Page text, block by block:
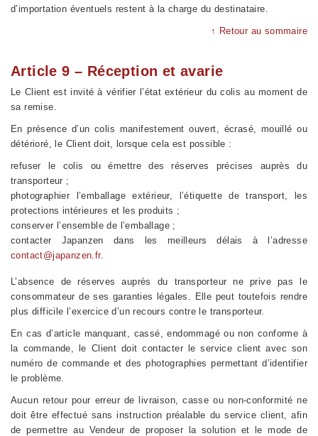
d’importation éventuels restent à la charge du destinataire.
↑ Retour au sommaire
Article 9 – Réception et avarie
Le Client est invité à vérifier l’état extérieur du colis au moment de
sa remise.
En présence d’un colis manifestement ouvert, écrasé, mouillé ou
détérioré, le Client doit, lorsque cela est possible :
refuser le colis ou émettre des réserves précises auprès du
transporteur ;
photographier l’emballage extérieur, l’étiquette de transport, les
protections intérieures et les produits ;
conserver l’ensemble de l’emballage ;
contacter Japanzen dans les meilleurs délais à l’adresse
contact@japanzen.fr.
L’absence de réserves auprès du transporteur ne prive pas le
consommateur de ses garanties légales. Elle peut toutefois rendre
plus difficile l’exercice d’un recours contre le transporteur.
En cas d’article manquant, cassé, endommagé ou non conforme à
la commande, le Client doit contacter le service client avec son
numéro de commande et des photographies permettant d’identifier
le problème.
Aucun retour pour erreur de livraison, casse ou non-conformité ne
doit être effectué sans instruction préalable du service client, afin
de permettre au Vendeur de proposer la solution et le mode de